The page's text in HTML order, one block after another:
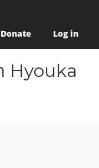
Donate Log in
Hyouka